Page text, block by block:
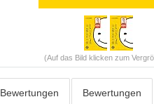
(Auf das Bild klicken zum
Bewertungen Bewertungen